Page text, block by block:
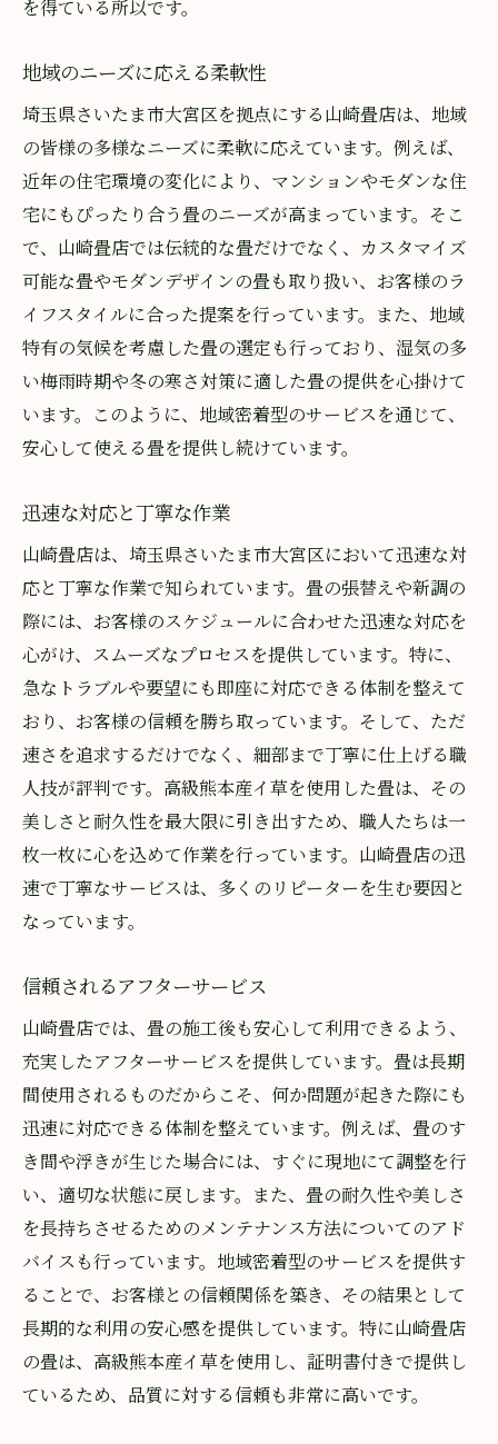
を得ている所以です。
地域のニーズに応える柔軟性
埼玉県さいたま市大宮区を拠点にする山崎畳店は、地域
の皆様の多様なニーズに柔軟に応えています。例えば、
近年の住宅環境の変化により、マンションやモダンな住
宅にもぴったり合う畳のニーズが高まっています。そこ
で、山崎畳店では伝統的な畳だけでなく、カスタマイズ
可能な畳やモダンデザインの畳も取り扱い、お客様のラ
イフスタイルに合った提案を行っています。また、地域
特有の気候を考慮した畳の選定も行っており、湿気の多
い梅雨時期や冬の寒さ対策に適した畳の提供を心掛けて
います。このように、地域密着型のサービスを通じて、
安心して使える畳を提供し続けています。
迅速な対応と丁寧な作業
山崎畳店は、埼玉県さいたま市大宮区において迅速な対
応と丁寧な作業で知られています。畳の張替えや新調の
際には、お客様のスケジュールに合わせた迅速な対応を
心がけ、スムーズなプロセスを提供しています。特に、
急なトラブルや要望にも即座に対応できる体制を整えて
おり、お客様の信頼を勝ち取っています。そして、ただ
速さを追求するだけでなく、細部まで丁寧に仕上げる職
人技が評判です。高級熊本産イ草を使用した畳は、その
美しさと耐久性を最大限に引き出すため、職人たちは一
枚一枚に心を込めて作業を行っています。山崎畳店の迅
速で丁寧なサービスは、多くのリピーターを生む要因と
なっています。
信頼されるアフターサービス
山崎畳店では、畳の施工後も安心して利用できるよう、
充実したアフターサービスを提供しています。畳は長期
間使用されるものだからこそ、何か問題が起きた際にも
迅速に対応できる体制を整えています。例えば、畳のす
き間や浮きが生じた場合には、すぐに現地にて調整を行
い、適切な状態に戻します。また、畳の耐久性や美しさ
を長持ちさせるためのメンテナンス方法についてのアド
バイスも行っています。地域密着型のサービスを提供す
ることで、お客様との信頼関係を築き、その結果として
長期的な利用の安心感を提供しています。特に山崎畳店
の畳は、高級熊本産イ草を使用し、証明書付きで提供し
ているため、品質に対する信頼も非常に高いです。